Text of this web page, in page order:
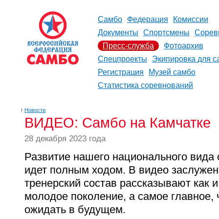
Самбо Федерация
Комиссии
Документы
Спортсмены
Пресс-служба
Фотоархив
Спецпроекты
Экипировка для
Регистрация
Музей самбо
Статистика соревнований
↑ Новости
ВИДЕО: Самбо на Камчатке
28 декабря 2023 года
Развитие нашего национального вида
идет полным ходом. В видео
тренерский состав рассказывают как
молодое поколение, а самое главное,
ожидать в будущем.